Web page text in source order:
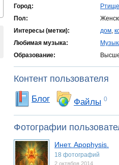
Город:
Пол:
Интересы (метки):
дом,
Любимая музыка:
Образование:
Контент пользователя
Блог Файлы 0
Фотографии
Инет. Apophysis.
18 фотографий
2 октября 2014